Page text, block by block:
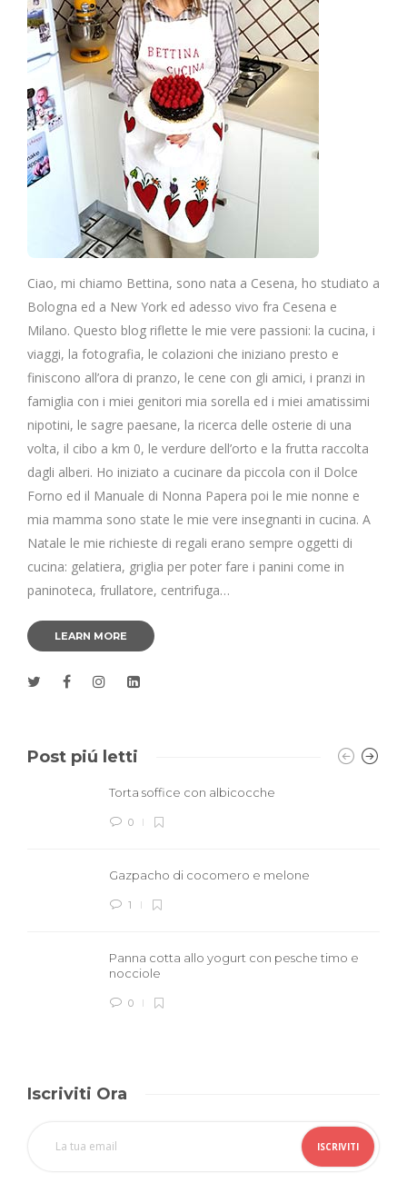
Ciao, mi chiamo Bettina, sono nata a Cesena, ho studiato a
Bologna ed a New York ed adesso vivo fra Cesena e
Milano. Questo blog riflette le mie vere passioni: la cucina, i
viaggi, la fotografia, le colazioni che iniziano presto e
finiscono all’ora di pranzo, le cene con gli amici, i pranzi in
famiglia con i miei genitori mia sorella ed i miei amatissimi
nipotini, le sagre paesane, la ricerca delle osterie di una
volta, il cibo a km 0, le verdure dell’orto e la frutta raccolta
dagli alberi. Ho iniziato a cucinare da piccola con il Dolce
Forno ed il Manuale di Nonna Papera poi le mie nonne e
mia mamma sono state le mie vere insegnanti in cucina. A
Natale le mie richieste di regali erano sempre oggetti di
cucina: gelatiera, griglia per poter fare i panini come in
paninoteca, frullatore, centrifuga…
LEARN MORE
Post piú letti
Torta soffice con albicocche
0
Gazpacho di cocomero e melone
1
Panna cotta allo yogurt con pesche timo e
nocciole
0
Iscriviti Ora